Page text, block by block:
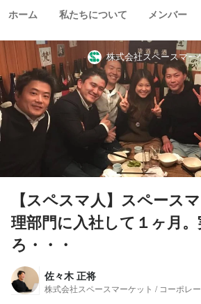
ホーム 私たちについて メンバー
株式会社スペースマー
【スペスマ人】スペース
理部門に入社して１ヶ月
ろ・・・
佐々木 正将
株式会社スペースマーケット / コーポレ